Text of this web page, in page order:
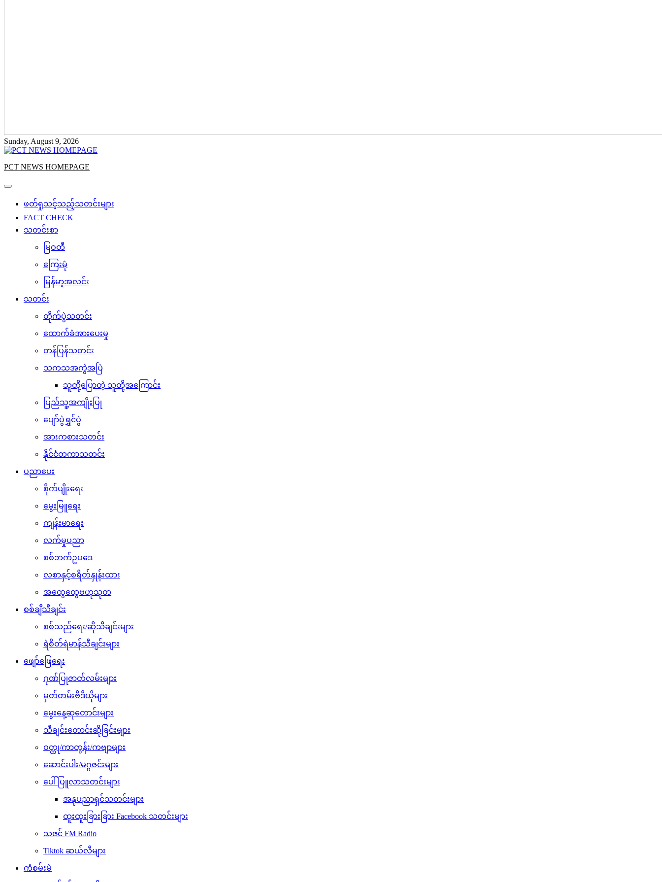
Sunday, August 9, 2026
PCT NEWS HOMEPAGE
ဖတ်ရှုသင့်သည့်သတင်းများ
FACT CHECK
သတင်းစာ
မြဝတီ
ကြေးမုံ
မြန်မာ့အလင်း
သတင်း
တိုက်ပွဲသတင်း
ထောက်ခံအားပေးမှု
တန်ပြန်သတင်း
သကသအကွဲအပြဲ
သူတို့ပြောတဲ့ သူတို့အကြောင်း
ပြည်သူ့အကျိုးပြု
ပျော်ပွဲရွှင်ပွဲ
အားကစားသတင်း
နိုင်ငံတကာသတင်း
ပညာပေး
စိုက်ပျိုးရေး
မွေးမြူရေး
ကျန်းမာရေး
လက်မှုပညာ
စစ်ဘက်ဥပဒေ
လစာနှင့်စရိတ်နှုန်းထား
အထွေထွေဗဟုသုတ
စစ်ချီသီချင်း
စစ်သည်ရေး/ဆိုသီချင်းများ
ရဲစိတ်ရဲမာန်သီချင်းများ
ဖျော်ဖြေရေး
ဂုဏ်ပြုဇာတ်လမ်းများ
မှတ်တမ်းဗီဒီယိုများ
မွေးနေ့ဆုတောင်းများ
သီချင်းတောင်းဆိုခြင်းများ
ဝတ္ထု/ကာတွန်း/ကဗျာများ
ဆောင်းပါး/မဂ္ဂဇင်းများ
ပေါ်ပြူလာသတင်းများ
အနုပညာရှင်သတင်းများ
ထူးထူးခြားခြား Facebook သတင်းများ
သဇင် FM Radio
Tiktok ဆယ်လီများ
ကံစမ်းမဲ